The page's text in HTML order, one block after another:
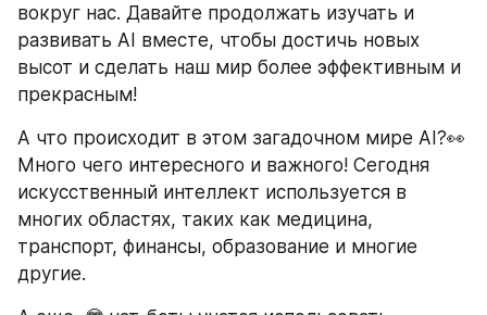
вокруг нас. Давайте продолжать изучать и
развивать AI вместе, чтобы достичь новых
высот и сделать наш мир более эффективным и
прекрасным!
А что происходит в этом загадочном мире AI?👀
Много чего интересного и важного! Сегодня
искусственный интеллект используется в
многих областях, таких как медицина,
транспорт, финансы, образование и многие
другие.